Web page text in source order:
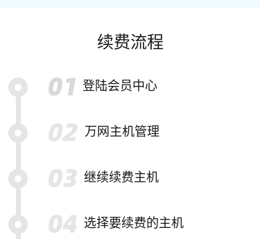
续费流程
登陆会员中心
万网主机管理
继续续费主机
选择要续费的主机